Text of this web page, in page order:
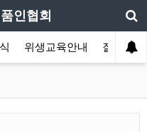
인협회
위생교육안내 질의답변